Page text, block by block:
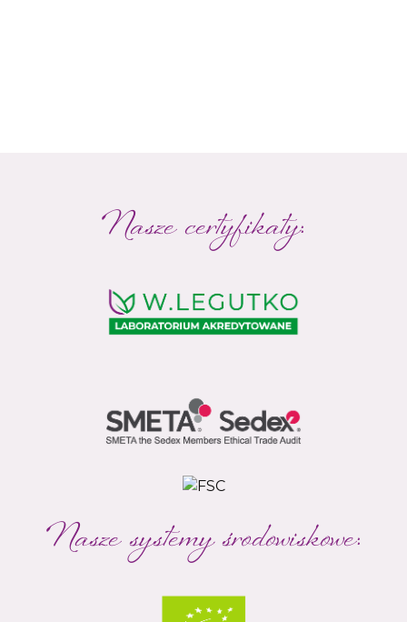
Nasze certyfikaty:
Nasze systemy środowiskowe: